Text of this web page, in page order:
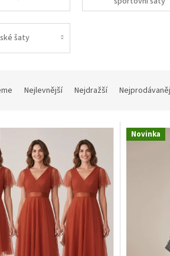
šaty
Nejlevnější Nejdražší
Novinka